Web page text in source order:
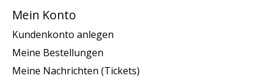
Mein Konto
Kundenkonto anlegen
Meine Bestellungen
Meine Nachrichten (Tickets)